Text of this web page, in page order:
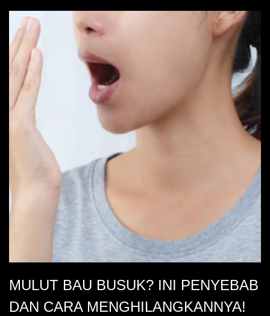
MULUT BAU BUSUK? INI PENYEBAB
DAN CARA MENGHILANGKANNYA!